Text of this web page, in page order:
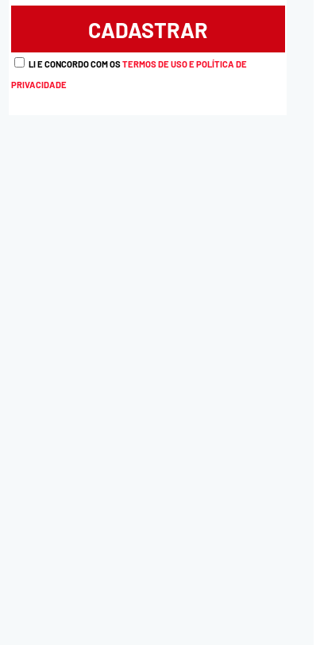
LI E CONCORDO COM OSTERMOS DE USO E POLÍTICA DE
PRIVACIDADE